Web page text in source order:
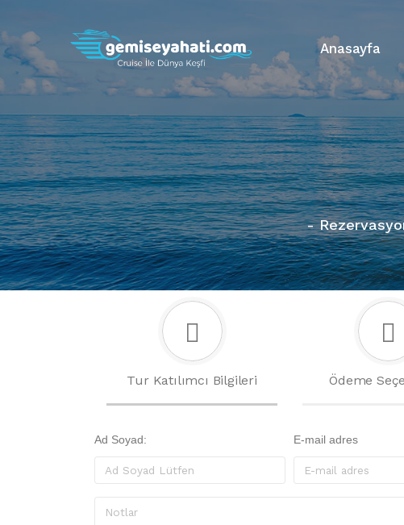
Anasayfa
-
Tur Katılımcı Bilgileri Ödeme
Ad Soyad: E-mail adres